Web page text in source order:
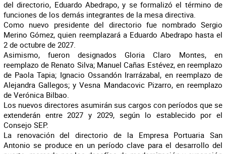
del directorio, Eduardo Abedrapo, y se formalizó el término de
funciones de los demás integrantes de la mesa directiva.
Como nuevo presidente del directorio fue nombrado Sergio
Merino Gómez, quien reemplazará a Eduardo Abedrapo hasta el
2 de octubre de 2027.
Asimismo, fueron designados Gloria Claro Montes, en
reemplazo de Renato Silva; Manuel Cañas Estévez, en reemplazo
de Paola Tapia; Ignacio Ossandón Irarrázabal, en reemplazo de
Alejandra Gallegos; y Vesna Mandacovic Pizarro, en reemplazo
de Verónica Bilbao.
Los nuevos directores asumirán sus cargos con períodos que se
extenderán entre 2027 y 2029, según lo establecido por el
Consejo SEP.
La renovación del directorio de la Empresa Portuaria San
Antonio se produce en un período clave para el desarrollo del